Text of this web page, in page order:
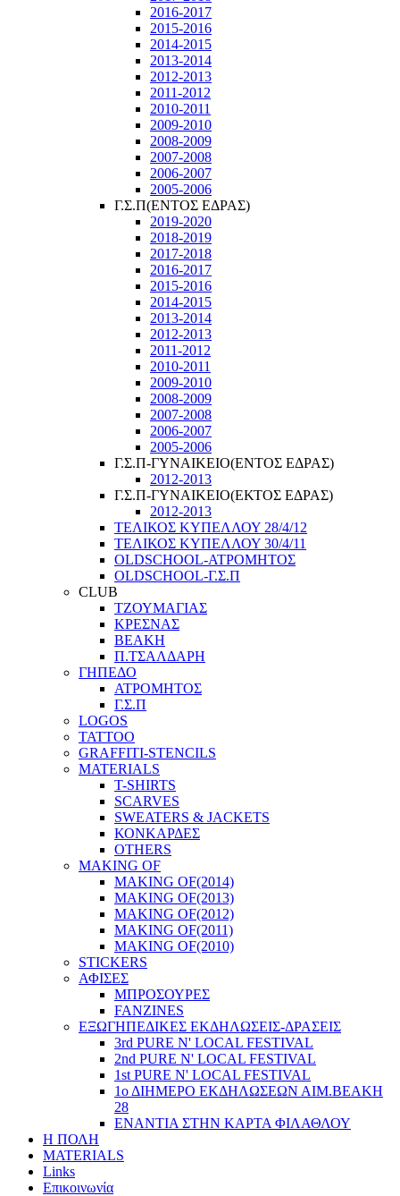
2016-2017
2015-2016
2014-2015
2013-2014
2012-2013
2011-2012
2010-2011
2009-2010
2008-2009
2007-2008
2006-2007
2005-2006
Γ.Σ.Π(ΕΝΤΟΣ ΕΔΡΑΣ)
2019-2020
2018-2019
2017-2018
2016-2017
2015-2016
2014-2015
2013-2014
2012-2013
2011-2012
2010-2011
2009-2010
2008-2009
2007-2008
2006-2007
2005-2006
Γ.Σ.Π-ΓΥΝΑΙΚΕΙΟ(ΕΝΤΟΣ ΕΔΡΑΣ)
2012-2013
Γ.Σ.Π-ΓΥΝΑΙΚΕΙΟ(ΕΚΤΟΣ ΕΔΡΑΣ)
2012-2013
ΤΕΛΙΚΟΣ ΚΥΠΕΛΛΟΥ 28/4/12
ΤΕΛΙΚΟΣ ΚΥΠΕΛΛΟΥ 30/4/11
OLDSCHOOL-ΑΤΡΟΜΗΤΟΣ
OLDSCHOOL-Γ.Σ.Π
CLUB
ΤΖΟΥΜΑΓΙΑΣ
ΚΡΕΣΝΑΣ
ΒΕΑΚΗ
Π.ΤΣΑΛΔΑΡΗ
ΓΗΠΕΔΟ
ΑΤΡΟΜΗΤΟΣ
Γ.Σ.Π
LOGOS
TATTOO
GRAFFITI-STENCILS
MATERIALS
T-SHIRTS
SCARVES
SWEATERS & JACKETS
ΚΟΝΚΑΡΔΕΣ
OTHERS
MAKING OF
MAKING OF(2014)
MAKING OF(2013)
MAKING OF(2012)
MAKING OF(2011)
MAKING OF(2010)
STICKERS
ΑΦΙΣΕΣ
ΜΠΡΟΣΟΥΡΕΣ
FANZINES
ΕΞΩΓΗΠΕΔΙΚΕΣ EΚΔΗΛΩΣΕΙΣ-ΔΡΑΣΕΙΣ
3rd PURE N' LOCAL FESTIVAL
2nd PURE N' LOCAL FESTIVAL
1st PURE N' LOCAL FESTIVAL
1ο ΔΙΗΜΕΡΟ ΕΚΔΗΛΩΣΕΩΝ ΑΙΜ.ΒΕΑΚΗ
28
ΕΝΑΝΤΙΑ ΣΤΗΝ ΚΑΡΤΑ ΦΙΛΑΘΛΟΥ
Η ΠΟΛΗ
MATERIALS
Links
Επικοινωνία